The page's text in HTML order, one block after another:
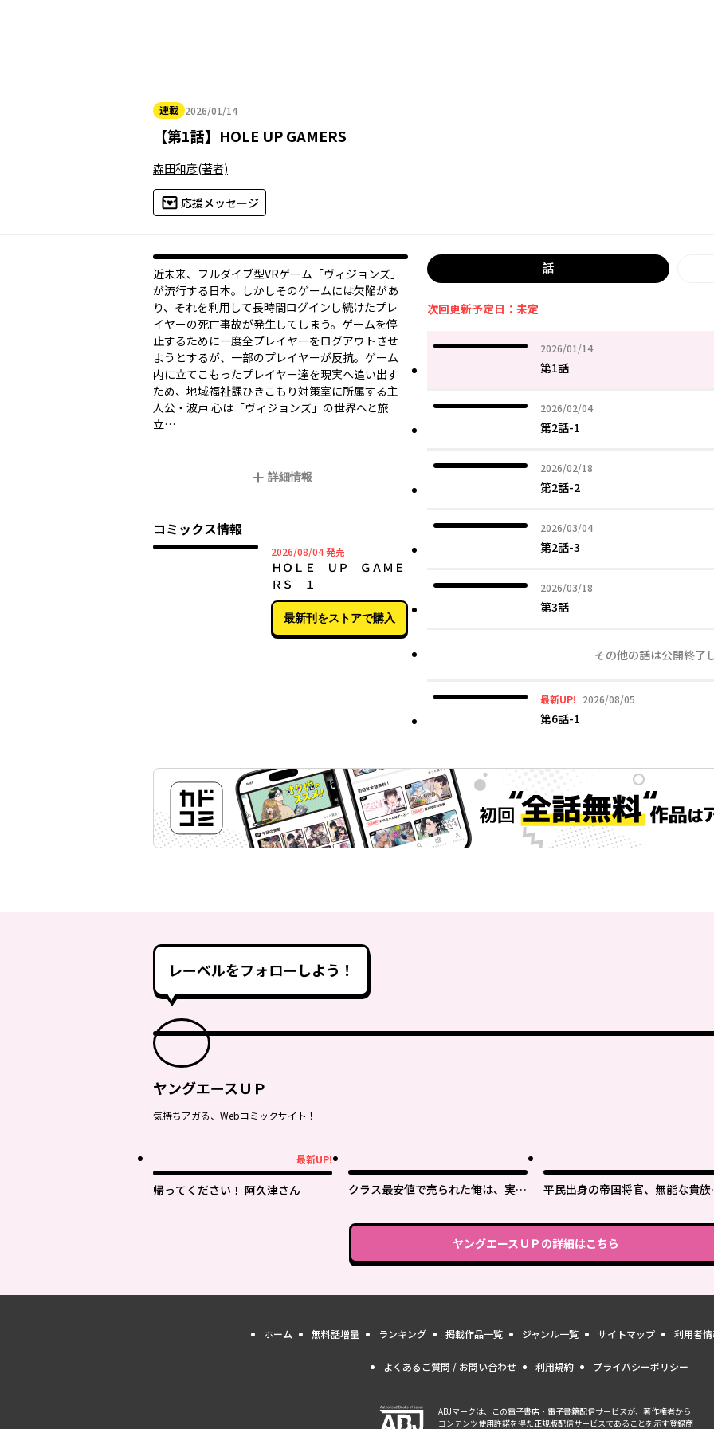
連載 2026/01/14
2026年01月14日
【第1話】 HOLE UP GAMERS
森田和彦(著者)
応援メッセージ
近未来、フルダイブ型VRゲーム「ヴィジョンズ」
が流行する日本。しかしそのゲームには欠陥があ
り、それを利用して長時間ログインし続けたプレ
イヤーの死亡事故が発生してしまう。ゲームを停
止するために一度全プレイヤーをログアウトさせ
ようとするが、一部のプレイヤーが反抗。ゲーム
内に立てこもったプレイヤー達を現実へ追い出す
ため、地域福祉課ひきこもり対策室に所属する主
人公・波戸 心は「ヴィジョンズ」の世界へと旅
立…
詳細情報
コミックス情報
2026/08/042026年08月04日
発売
ＨＯＬＥ ＵＰ ＧＡＭＥ
ＲＳ １
最新刊をストアで購入
話
次回更新予定日：未定
2026/01/14
2026年01月14日
第1話
2026/02/04
2026年02月04日
第2話-1
2026/02/18
2026年02月18日
第2話-2
2026/03/04
2026年03月04日
第2話-3
2026/03/18
2026年03月18日
第3話
その他の話は公開終了
最新UP! 2026/08/05
2026年08月05日
第6話-1
レーベルをフォローしよう！
ヤングエースＵＰ
気持ちアガる、Webコミックサイト！
最新UP!
帰ってください！ 阿久津さん
クラス最安値で売られた俺は、実は
平民出身の帝国将官、無能な貴族
ヤングエースＵＰ の詳細はこちら
ホーム 無料話増量 ランキング 掲載作品一覧 ジャンル一覧 サイトマップ 利用者
よくあるご質問 / お問い合わせ 利用規約 プライバシーポリシー
ABJマークは、この電子書店・電子書籍配信サービスが、著作権者から
コンテンツ使用許諾を得た正規版配信サービスであることを示す登録商